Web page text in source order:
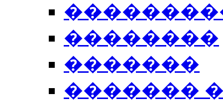
��������
�������
�������